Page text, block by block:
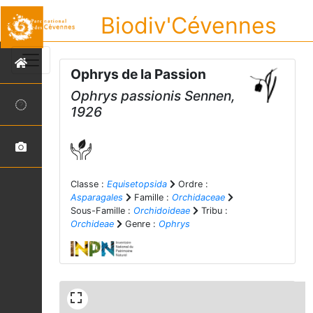
Biodiv'Cévennes
Ophrys de la Passion
Ophrys passionis Sennen,
1926
Classe : Equisetopsida
Ordre :
Asparagales
Famille : Orchidaceae
Sous-Famille : Orchidoideae
Tribu :
Orchideae
Genre : Ophrys